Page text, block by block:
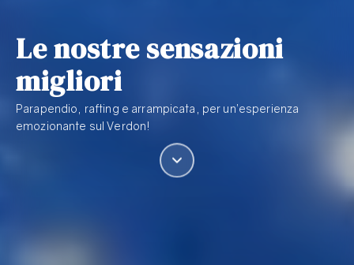
Le nostre sensazioni
migliori
Parapendio, rafting e arrampicata, per un’esperienza
emozionante sul Verdon!